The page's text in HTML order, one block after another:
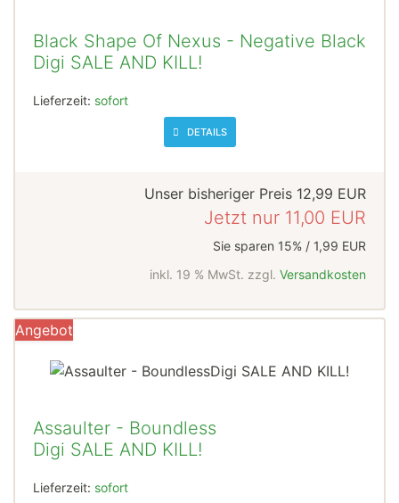
Black Shape Of Nexus - Negative Black
Digi SALE AND KILL!
Lieferzeit: sofort
DETAILS
Unser bisheriger Preis 12,99 EUR
Jetzt nur 11,00 EUR
Sie sparen 15% / 1,99 EUR
inkl. 19 % MwSt. zzgl. Versandkosten
Angebot
Assaulter - Boundless
Digi SALE AND KILL!
Lieferzeit: sofort